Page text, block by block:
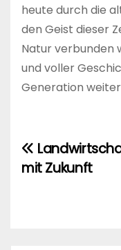
heute durch die
den Geist dieser
Natur verbunden
und voller
Generation
B
e
mit Zukunft